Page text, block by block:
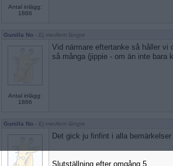
Antal inlägg:
1866
Gunilla No - Ej medlem längre
Antal inlägg:
1866
Vid närmare eftertanke så håller vi
så många (jippie - om än inte bara
Gunilla No - Ej medlem längre
Det gick ju finfint i alla
Slutställning efter omgång 5